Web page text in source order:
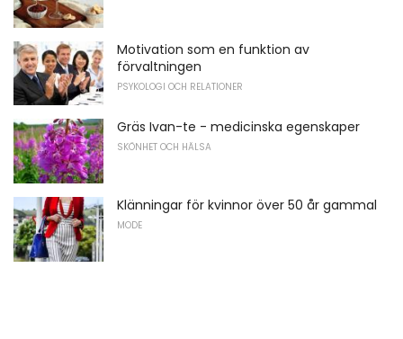
Motivation som en funktion av
förvaltningen
PSYKOLOGI OCH RELATIONER
Gräs Ivan-te - medicinska egenskaper
SKÖNHET OCH HÄLSA
Klänningar för kvinnor över 50 år gammal
MODE